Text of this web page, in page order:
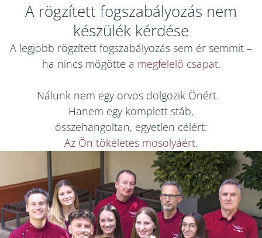
A rögzített fogszabályozás nem
készülék kérdése
A legjobb rögzített fogszabályozás sem ér semmit –
ha nincs mögötte a megfelelő csapat.
Nálunk nem egy orvos dolgozik Önért.
Hanem egy komplett stáb,
összehangoltan, egyetlen célért:
Az Ön tökéletes mosolyáért.